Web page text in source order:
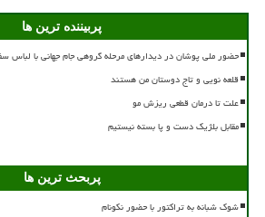
پربیننده ترین ها
حضور ملی پوشان در دیدارهای مرحله گروهی جام جهانی با لباس
قلعه نویی و تاج دوستان من هستند
علت تا درمان قطعی ریزش مو
مقابل بلژیک دست و پا بسته نیستیم
پربحث ترین ها
شوک شبانه به تراکتور با حضور نکونام